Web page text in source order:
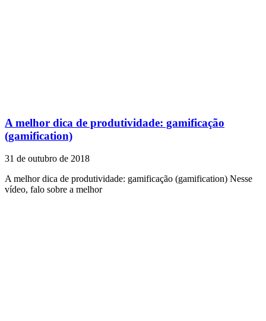
A melhor dica de produtividade: gamificação
(gamification)
31 de outubro de 2018
A melhor dica de produtividade: gamificação (gamification) Nesse
vídeo, falo sobre a melhor